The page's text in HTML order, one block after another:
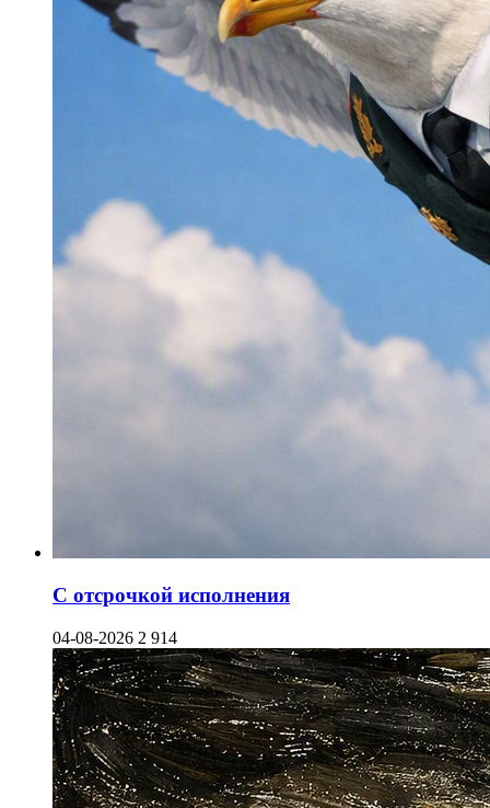
С отсрочкой исполнения
04-08-2026 2 914